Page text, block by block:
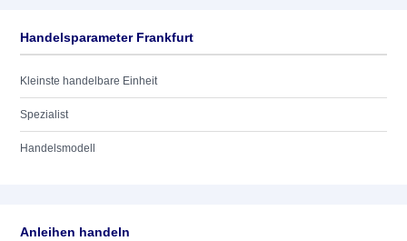
Handelsparameter Frankfurt
Kleinste handelbare Einheit
Spezialist
Handelsmodell
Anleihen handeln